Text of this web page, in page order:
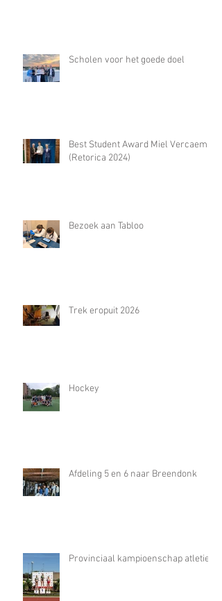
Scholen voor het goede doel
Best Student Award Miel Vercaemst
(Retorica 2024)
Bezoek aan Tabloo
Trek eropuit 2026
Hockey
Afdeling 5 en 6 naar Breendonk
Provinciaal kampioenschap atletiek